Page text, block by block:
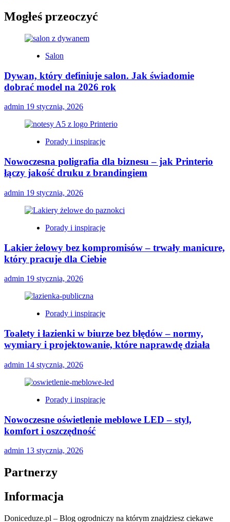
Mogłeś przeoczyć
Salon
Dywan, który definiuje salon. Jak świadomie
dobrać model na 2026 rok
admin 19 stycznia, 2026
Porady i inspiracje
Nowoczesna poligrafia dla biznesu – jak Printerio
łączy jakość druku z brandingiem
admin 19 stycznia, 2026
Porady i inspiracje
Lakier żelowy bez kompromisów – trwały manicure,
który pracuje dla Ciebie
admin 19 stycznia, 2026
Porady i inspiracje
Toalety i łazienki w biurze bez błędów – normy,
wymiary i projektowanie, które naprawdę działa
admin 14 stycznia, 2026
Porady i inspiracje
Nowoczesne oświetlenie meblowe LED – styl,
komfort i oszczędność
admin 13 stycznia, 2026
Partnerzy
Informacja
Doniceduze.pl – Blog ogrodniczy na którym znajdziesz ciekawe